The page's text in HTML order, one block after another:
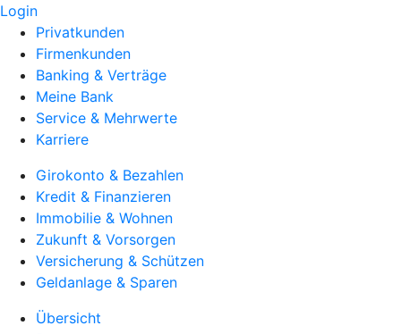
Login
Privatkunden
Firmenkunden
Banking & Verträge
Meine Bank
Service & Mehrwerte
Karriere
Girokonto & Bezahlen
Kredit & Finanzieren
Immobilie & Wohnen
Zukunft & Vorsorgen
Versicherung & Schützen
Geldanlage & Sparen
Übersicht